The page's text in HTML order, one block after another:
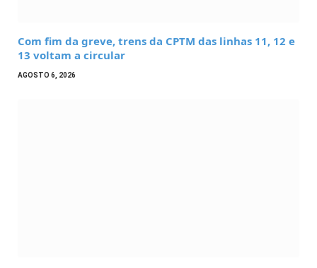
Com fim da greve, trens da CPTM das linhas 11, 12 e
13 voltam a circular
AGOSTO 6, 2026